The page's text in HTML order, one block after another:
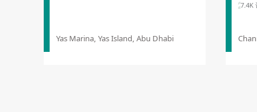
Yas Marina, Yas Island, Abu Dhabi
7.4K